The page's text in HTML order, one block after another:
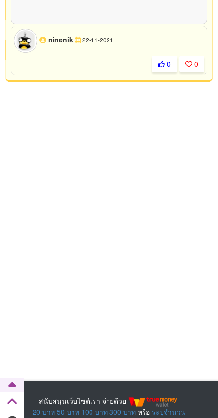
ninenik 22-11-2021
0 0
สนับสนุนเว็บไซต์เรา จ่ายด้วย
20 บาท 50 บาท 100 บาท 300 บาท หรือ ระบุจำนวน